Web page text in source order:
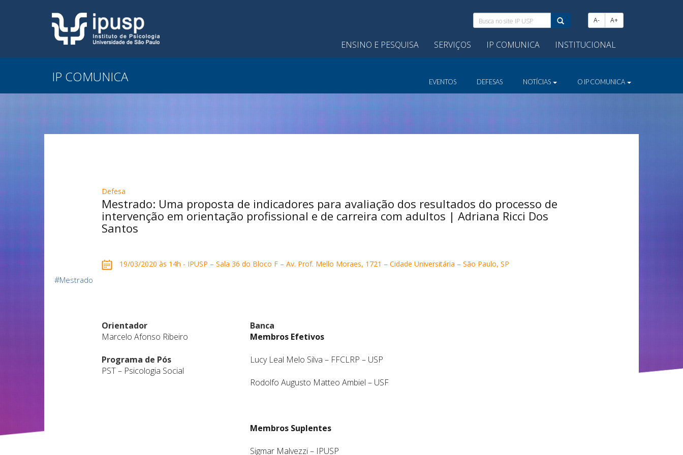
Busca
no
site
IP
A- A+
ENSINO E PESQUISA SERVIÇOS IP COMUNICA INSTITUCIONAL
IP COMUNICA EVENTOS DEFESAS NOTÍCIAS O IP COMUNICA
Defesa
Mestrado: Uma proposta de indicadores para avaliação dos resultados do processo de
intervenção em orientação profissional e de carreira com adultos | Adriana Ricci Dos
Santos
19/03/2020 às 14h - IPUSP – Sala 36 do Bloco F – Av. Prof. Mello Moraes, 1721 – Cidade Universitária – São Paulo, SP
#Mestrado
Orientador
Marcelo Afonso Ribeiro
Programa de Pós
PST – Psicologia Social
Banca
Membros Efetivos
Lucy Leal Melo Silva – FFCLRP – USP
Rodolfo Augusto Matteo Ambiel – USF
Membros Suplentes
Sigmar Malvezzi – IPUSP